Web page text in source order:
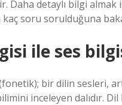
Daha detaylı bilgi almak
kaç soru sorulduğuna
ile ses
bir dilin sesleri,
inceleyen dalıdır.